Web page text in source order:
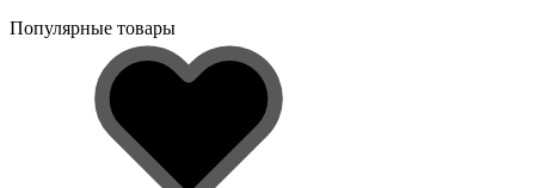
Популярные товары